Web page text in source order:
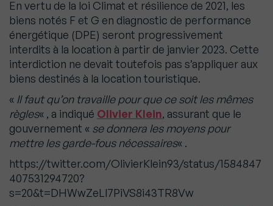
En vertu de la loi Climat et résilience de 2021, les
biens notés F et G en diagnostic de performance
énergétique (DPE) seront progressivement
interdits à la location à partir de janvier 2023. Cette
interdiction ne devait toutefois pas s’appliquer aux
biens destinés à la location touristique.
« Il faut qu’on travaille pour que ce soit les mêmes
règles« , a indiqué Olivier Klein, assurant que le
gouvernement « se donnera les moyens pour
mettre les garde-fous nécessaires« .
https://twitter.com/OlivierKlein93/status/1584847
407531294720?
s=20&t=DHWwZeLl7PiVS8i43TR8Vw